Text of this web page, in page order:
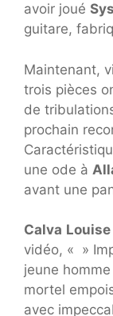
avoir joué
guitare,
Maintenant,
trois pièces
de
prochain
une ode à
avant une
Calva Louise
vidéo, « »
jeune
mortel
avec